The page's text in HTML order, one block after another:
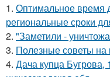
1. Оптимальное время
региональные сроки
2. "Заметили -
3. Полезные советы на
4. Дача купца Бугрова,